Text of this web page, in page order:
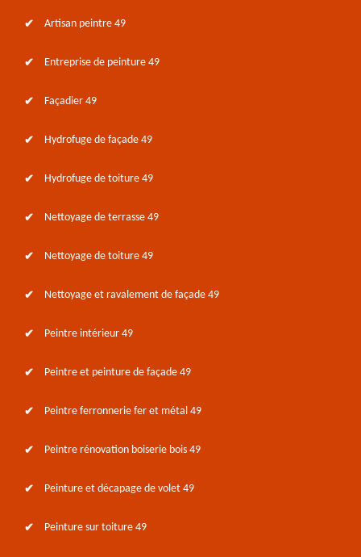
Artisan peintre 49
Entreprise de peinture 49
Façadier 49
Hydrofuge de façade 49
Hydrofuge de toiture 49
Nettoyage de terrasse 49
Nettoyage de toiture 49
Nettoyage et ravalement de façade 49
Peintre intérieur 49
Peintre et peinture de façade 49
Peintre ferronnerie fer et métal 49
Peintre rénovation boiserie bois 49
Peinture et décapage de volet 49
Peinture sur toiture 49